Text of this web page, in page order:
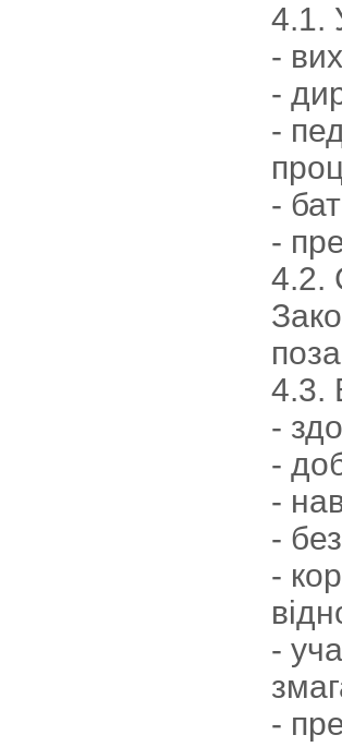
4.1.
-
-
-
-
-
4.2.
4.3.
-
-
-
-
-
-
-